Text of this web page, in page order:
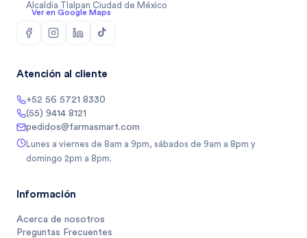
Alcaldia Tlalpan Ciudad de México
Ver en Google Maps
Atención al cliente
+52 56 5721 8330
(55) 9414 8121
pedidos@farmasmart.com
Lunes a viernes de 8am a 9pm, sábados de 9am a 8pm y
domingo 2pm a 8pm.
Información
Acerca de nosotros
Preguntas Frecuentes